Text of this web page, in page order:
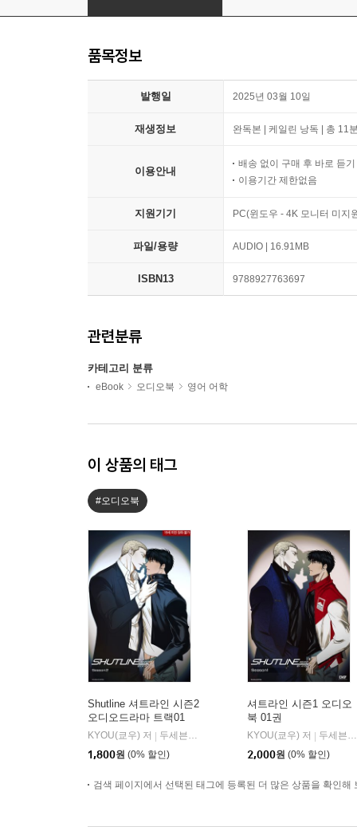
품목정보
발행일 2025년 03월 10일
재생정보 완독본 | 케일린 낭독 | 총 11
이용안내
배송 없이 구매 후 바로 듣기
이용기간 제한없음
지원기기 PC(윈도우 - 4K 모니터 미지
파일/용량 AUDIO | 16.91MB
ISBN13 9788927763697
관련분류
카테고리 분류
eBook 오디오북 영어 어학
이 상품의 태그
#오디오북
Shutline 셔트라인 시즌2
오디오드라마 트랙01
KYOU(쿄우) 저 | 두세븐 엔터테인먼트
1,800원 (0% 할인)
셔트라인 시즌1 오디오
북 01권
KYOU(쿄우) 저 | 두세븐 엔터테인먼트
2,000원 (0% 할인)
검색 페이지에서 선택된 태그에 등록된 더 많은 상품을 확인해